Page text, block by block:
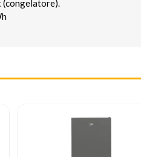
(congelatore).